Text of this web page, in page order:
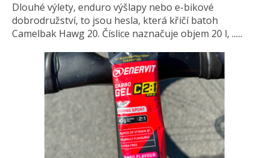
Dlouhé výlety, enduro výšlapy nebo e-bikové
dobrodružství, to jsou hesla, která křičí batoh
Camelbak Hawg 20. Číslice naznačuje objem 20 l, ......